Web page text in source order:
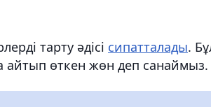
тарту әдісі сипатталады.
айтып өткен жөн деп санаймыз.